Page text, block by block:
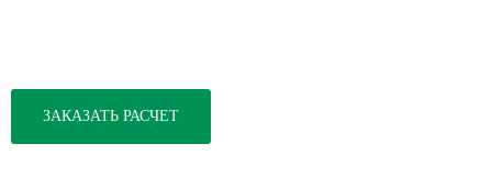
ЗАКАЗАТЬ РАСЧЕТ